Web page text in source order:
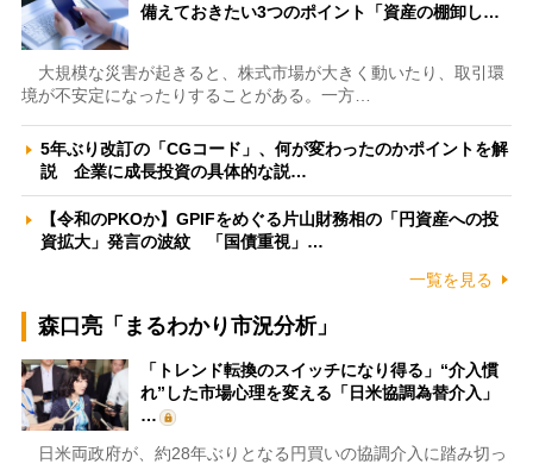
備えておきたい3つのポイント「資産の棚卸し…
大規模な災害が起きると、株式市場が大きく動いたり、取引環
境が不安定になったりすることがある。一方…
5年ぶり改訂の「CGコード」、何が変わったのかポイントを解
説 企業に成長投資の具体的な説…
【令和のPKOか】GPIFをめぐる片山財務相の「円資産への投
資拡大」発言の波紋 「国債重視」…
一覧を見る
森口亮「まるわかり市況分析」
「トレンド転換のスイッチになり得る」“介入慣
れ”した市場心理を変える「日米協調為替介入」
…
日米両政府が、約28年ぶりとなる円買いの協調介入に踏み切っ